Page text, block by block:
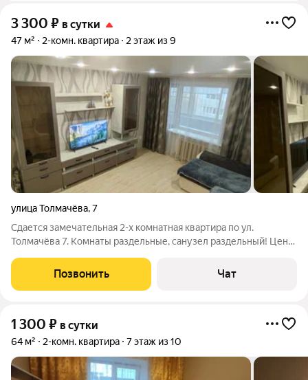
3 300 ₽ в сутки
47 м² 2-комн. квартира 2 этаж из 9
улица Толмачёва,7
Сдается замечательная 2-х комнатная квартира по ул.
Толмачёва 7. Комнаты раздельные, санузел раздельный! Цены
объявление цена указана для 2 гостей от 10 суток.
Предоставляем официальные отчетные
Позвонить Чат
1 300 ₽ в сутки
64 м² 2-комн. квартира 7 этаж из 10